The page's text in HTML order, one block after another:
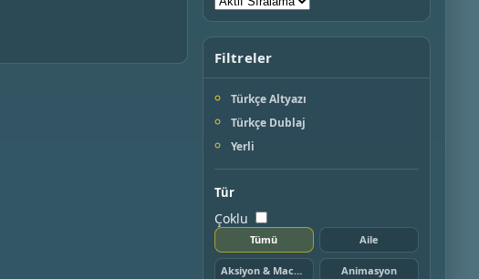
Filtreler
Türkçe Altyazı
Türkçe Dublaj
Yerli
Tür
Çoklu
Tümü Aile
Aksiyon & Macera Animasyon